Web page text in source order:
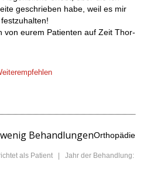
geschrieben habe, weil es mir
von eurem Patienten auf Zeit Thor-
BehandlungenOrthopädie
als Patient | Jahr der Behandlung: